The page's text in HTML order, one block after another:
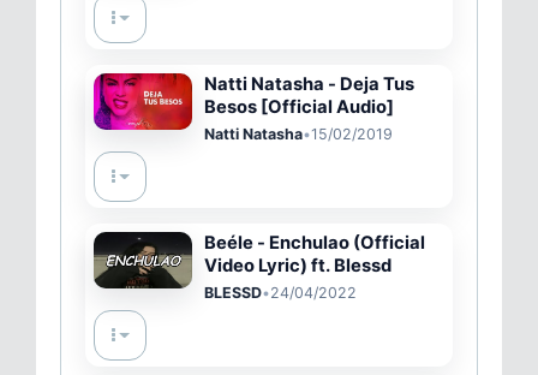
Natti Natasha - Deja Tus
Besos [Official Audio]
Natti Natasha•15/02/2019
Beéle - Enchulao (Official
Video Lyric) ft. Blessd
BLESSD•24/04/2022